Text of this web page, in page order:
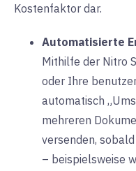
Kostenfaktor dar.
Automatisierte
Mithilfe der Nitro
oder Ihre
automatisch
mehreren
versenden,
– beispielsweise